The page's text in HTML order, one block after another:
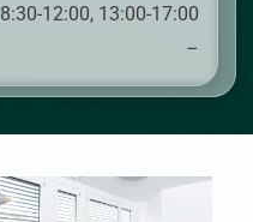
8:30-12:00, 13:00-17:00
–